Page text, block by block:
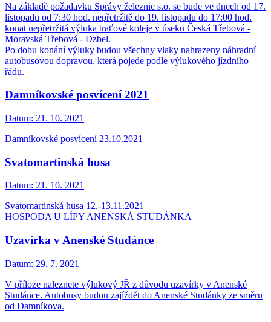
Na základě požadavku Správy železnic s.o. se bude ve dnech od 17.
listopadu od 7:30 hod. nepřetržitě do 19. listopadu do 17:00 hod.
konat nepřetržitá výluka traťové koleje v úseku Česká Třebová -
Moravská Třebová - Dzbel.
Po dobu konání výluky budou všechny vlaky nahrazeny náhradní
autobusovou dopravou, která pojede podle výlukového jízdního
řádu.
Damníkovské posvícení 2021
Datum: 21. 10. 2021
Damníkovské posvícení 23.10.2021
Svatomartinská husa
Datum: 21. 10. 2021
Svatomartinská husa 12.-13.11.2021
HOSPODA U LÍPY ANENSKÁ STUDÁNKA
Uzavírka v Anenské Studánce
Datum: 29. 7. 2021
V příloze naleznete výlukový JŘ z důvodu uzavírky v Anenské
Studánce. Autobusy budou zajíždět do Anenské Studánky ze směru
od Damníkova.